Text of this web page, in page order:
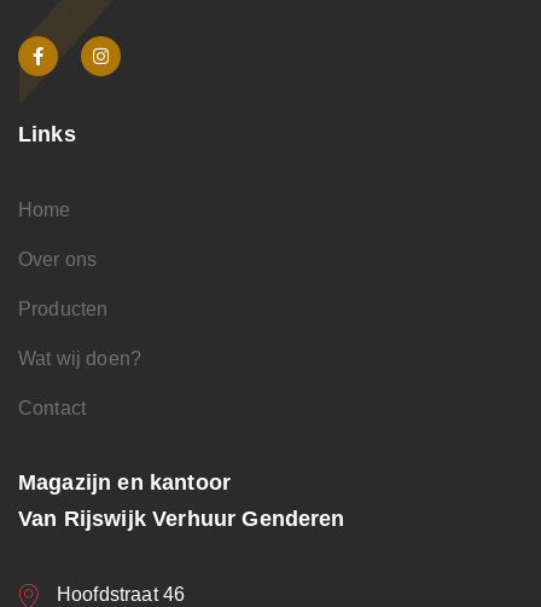
Links
Home
Over ons
Producten
Wat wij doen?
Contact
Magazijn en kantoor
Van Rijswijk Verhuur Genderen
Hoofdstraat 46